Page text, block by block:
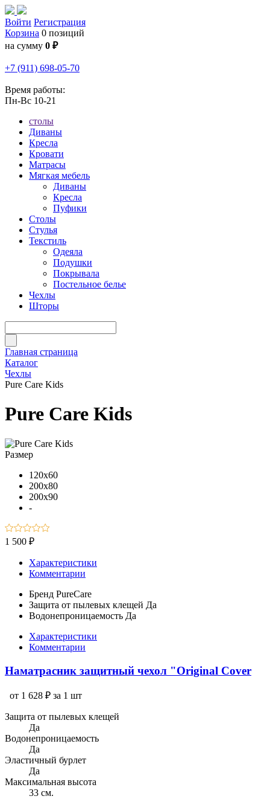
Войти Регистрация
Корзина 0 позиций
на сумму 0 ₽
+7 (911) 698-05-70
Время работы:
Пн-Вс 10-21
столы
Диваны
Кресла
Кровати
Матрасы
Мягкая мебель
Диваны
Кресла
Пуфики
Столы
Стулья
Текстиль
Одеяла
Подушки
Покрывала
Постельное белье
Чехлы
Шторы
Главная страница
Каталог
Чехлы
Pure Care Kids
Pure Care Kids
Размер
120x60
200x80
200x90
-
1 500 ₽
Характеристики
Комментарии
Бренд PureCare
Защита от пылевых клещей Да
Водонепроницаемость Да
Характеристики
Комментарии
Наматрасник защитный чехол "Original Cover
от 1 628 ₽ за 1 шт
Защита от пылевых клещей
Да
Водонепроницаемость
Да
Эластичный бурлет
Да
Максимальная высота
33 см.